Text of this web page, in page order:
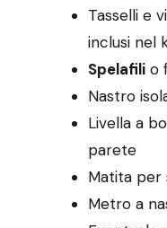
Tasselli e
inclusi nel
Spelafili o
Nastro
Livella a
parete
Matita per
Metro a